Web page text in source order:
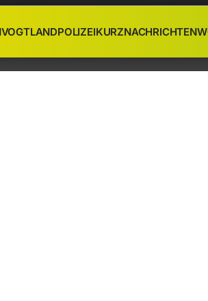
VOGTLANDPOLIZEIKURZNACHRICHTEN